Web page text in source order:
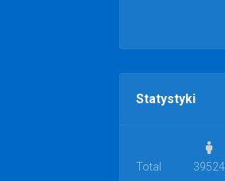
Statystyki
Total 39524